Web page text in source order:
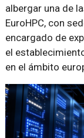
albergar una de
EuroHPC, con
encargado de
el
en el ámbito